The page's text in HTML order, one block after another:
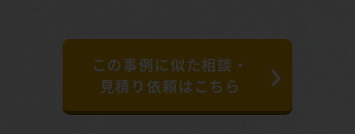
この事例に似た相談・
見積り依頼はこちら